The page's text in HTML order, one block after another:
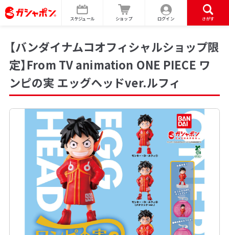
スケジュール ショップ ログイン さがす
【バンダイナムコオフィシャルショップ限
定】From TV animation ONE PIECE ワ
ンピの実 エッグヘッドver.ルフィ